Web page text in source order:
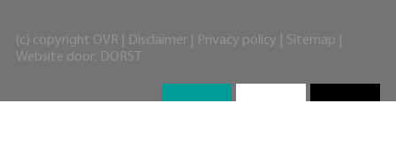
(c) copyright OVR | Disclaimer| Privacy policy Sitemap
Website door: DORST